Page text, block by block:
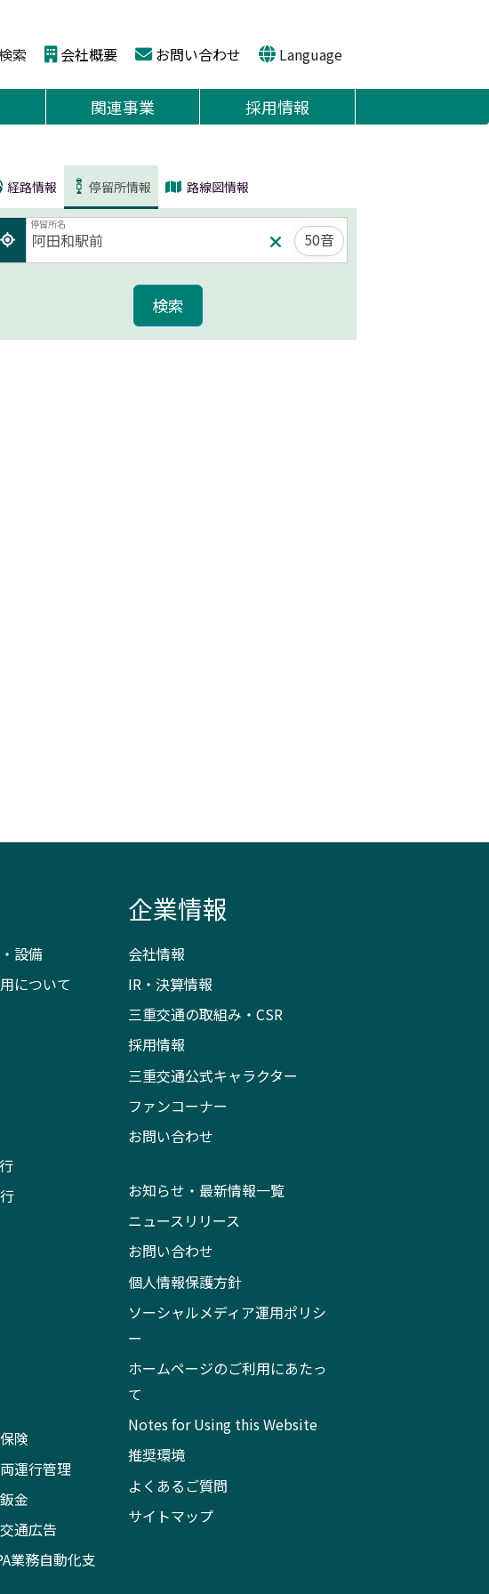
索 会社概要 お問い合わせ Language
関連事業 採用情報
経路情報 停留所情報 路線図情報
停留所名
50音
設備
について
険
運行管理
金
通広告
業務自動化支
企業情報
会社情報
IR・決算情報
三重交通の取組み・CSR
採用情報
三重交通公式キャラクター
ファンコーナー
お問い合わせ
お知らせ・最新情報一覧
ニュースリリース
お問い合わせ
個人情報保護方針
ソーシャルメディア運用ポリシ
ー
ホームページのご利用にあたっ
て
Notes for Using this Website
推奨環境
よくあるご質問
サイトマップ